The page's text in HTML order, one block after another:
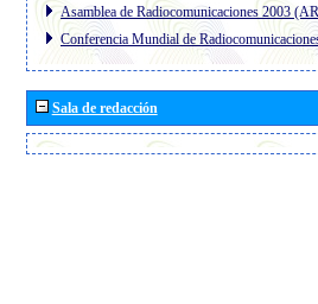
Asamblea de Radiocomunicaciones 2003
Conferencia Mundial de
Sala de redacción